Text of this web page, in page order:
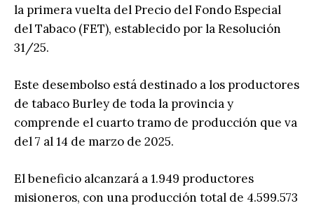
la primera vuelta del Precio del Fondo Especial
del Tabaco (FET), establecido por la Resolución
31/25.
Este desembolso está destinado a los productores
de tabaco Burley de toda la provincia y
comprende el cuarto tramo de producción que va
del 7 al 14 de marzo de 2025.
El beneficio alcanzará a 1.949 productores
misioneros, con una producción total de 4.599.573